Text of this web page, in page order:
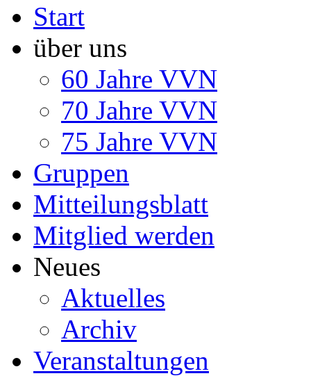
Start
über uns
60 Jahre VVN
70 Jahre VVN
75 Jahre VVN
Gruppen
Mitteilungsblatt
Mitglied werden
Neues
Aktuelles
Archiv
Veranstaltungen